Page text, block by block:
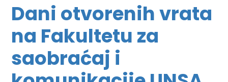
Dani otvorenih vrata
na Fakultetu za
saobraćaj i